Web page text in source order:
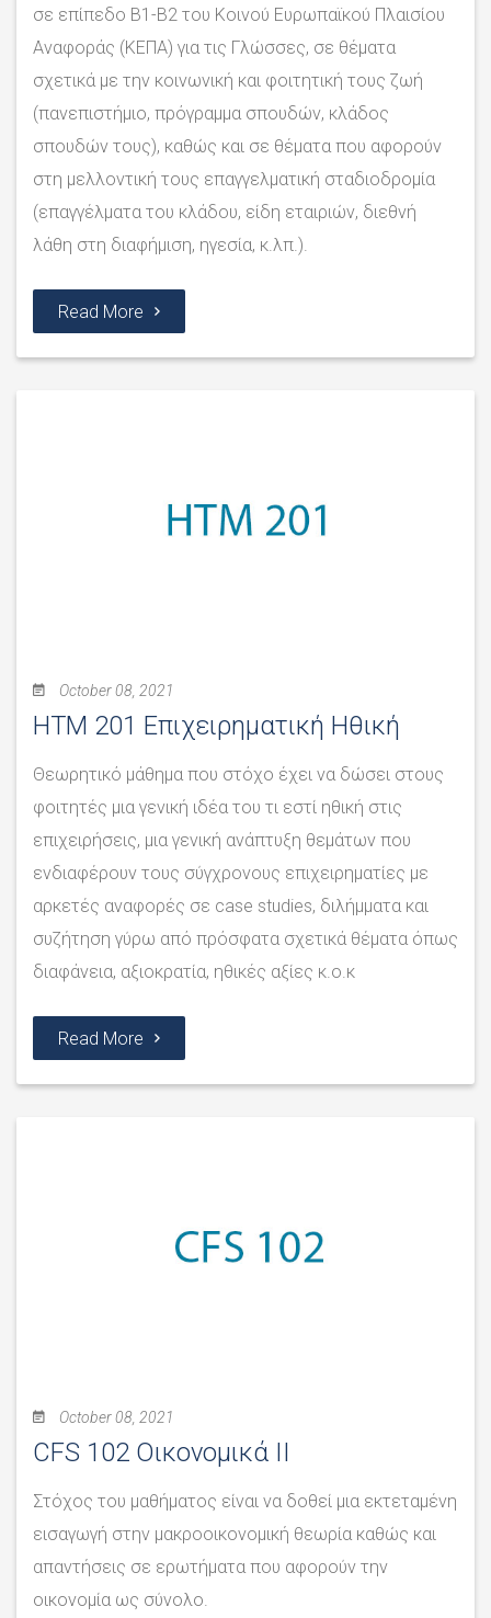
σε επίπεδο Β1-Β2 του Κοινού Ευρωπαϊκού Πλαισίου
Αναφοράς (ΚΕΠΑ) για τις Γλώσσες, σε θέματα
σχετικά με την κοινωνική και φοιτητική τους ζωή
(πανεπιστήμιο, πρόγραμμα σπουδών, κλάδος
σπουδών τους), καθώς και σε θέματα που αφορούν
στη μελλοντική τους επαγγελματική σταδιοδρομία
(επαγγέλματα του κλάδου, είδη εταιριών, διεθνή
λάθη στη διαφήμιση, ηγεσία, κ.λπ.).
Read More
October 08, 2021
ΗΤΜ 201 Επιχειρηματική Ηθική
Θεωρητικό μάθημα που στόχο έχει να δώσει στους
φοιτητές μια γενική ιδέα του τι εστί ηθική στις
επιχειρήσεις, μια γενική ανάπτυξη θεμάτων που
ενδιαφέρουν τους σύγχρονους επιχειρηματίες με
αρκετές αναφορές σε case studies, διλήμματα και
συζήτηση γύρω από πρόσφατα σχετικά θέματα όπως
διαφάνεια, αξιοκρατία, ηθικές αξίες κ.ο.κ
Read More
October 08, 2021
CFS 102 Οικονομικά II
Στόχος του μαθήματος είναι να δοθεί μια εκτεταμένη
εισαγωγή στην μακροοικονομική θεωρία καθώς και
απαντήσεις σε ερωτήματα που αφορούν την
οικονομία ως σύνολο.